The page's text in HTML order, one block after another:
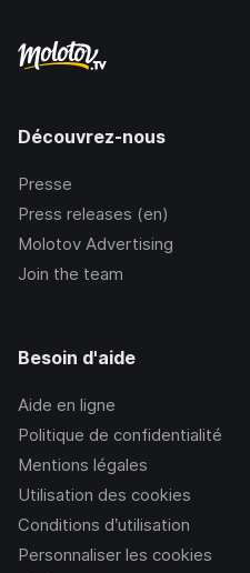
Découvrez-nous
Presse
Press releases (en)
Molotov Advertising
Join the team
Besoin d'aide
Aide en ligne
Politique de confidentialité
Mentions légales
Utilisation des cookies
Conditions d’utilisation
Personnaliser les cookies